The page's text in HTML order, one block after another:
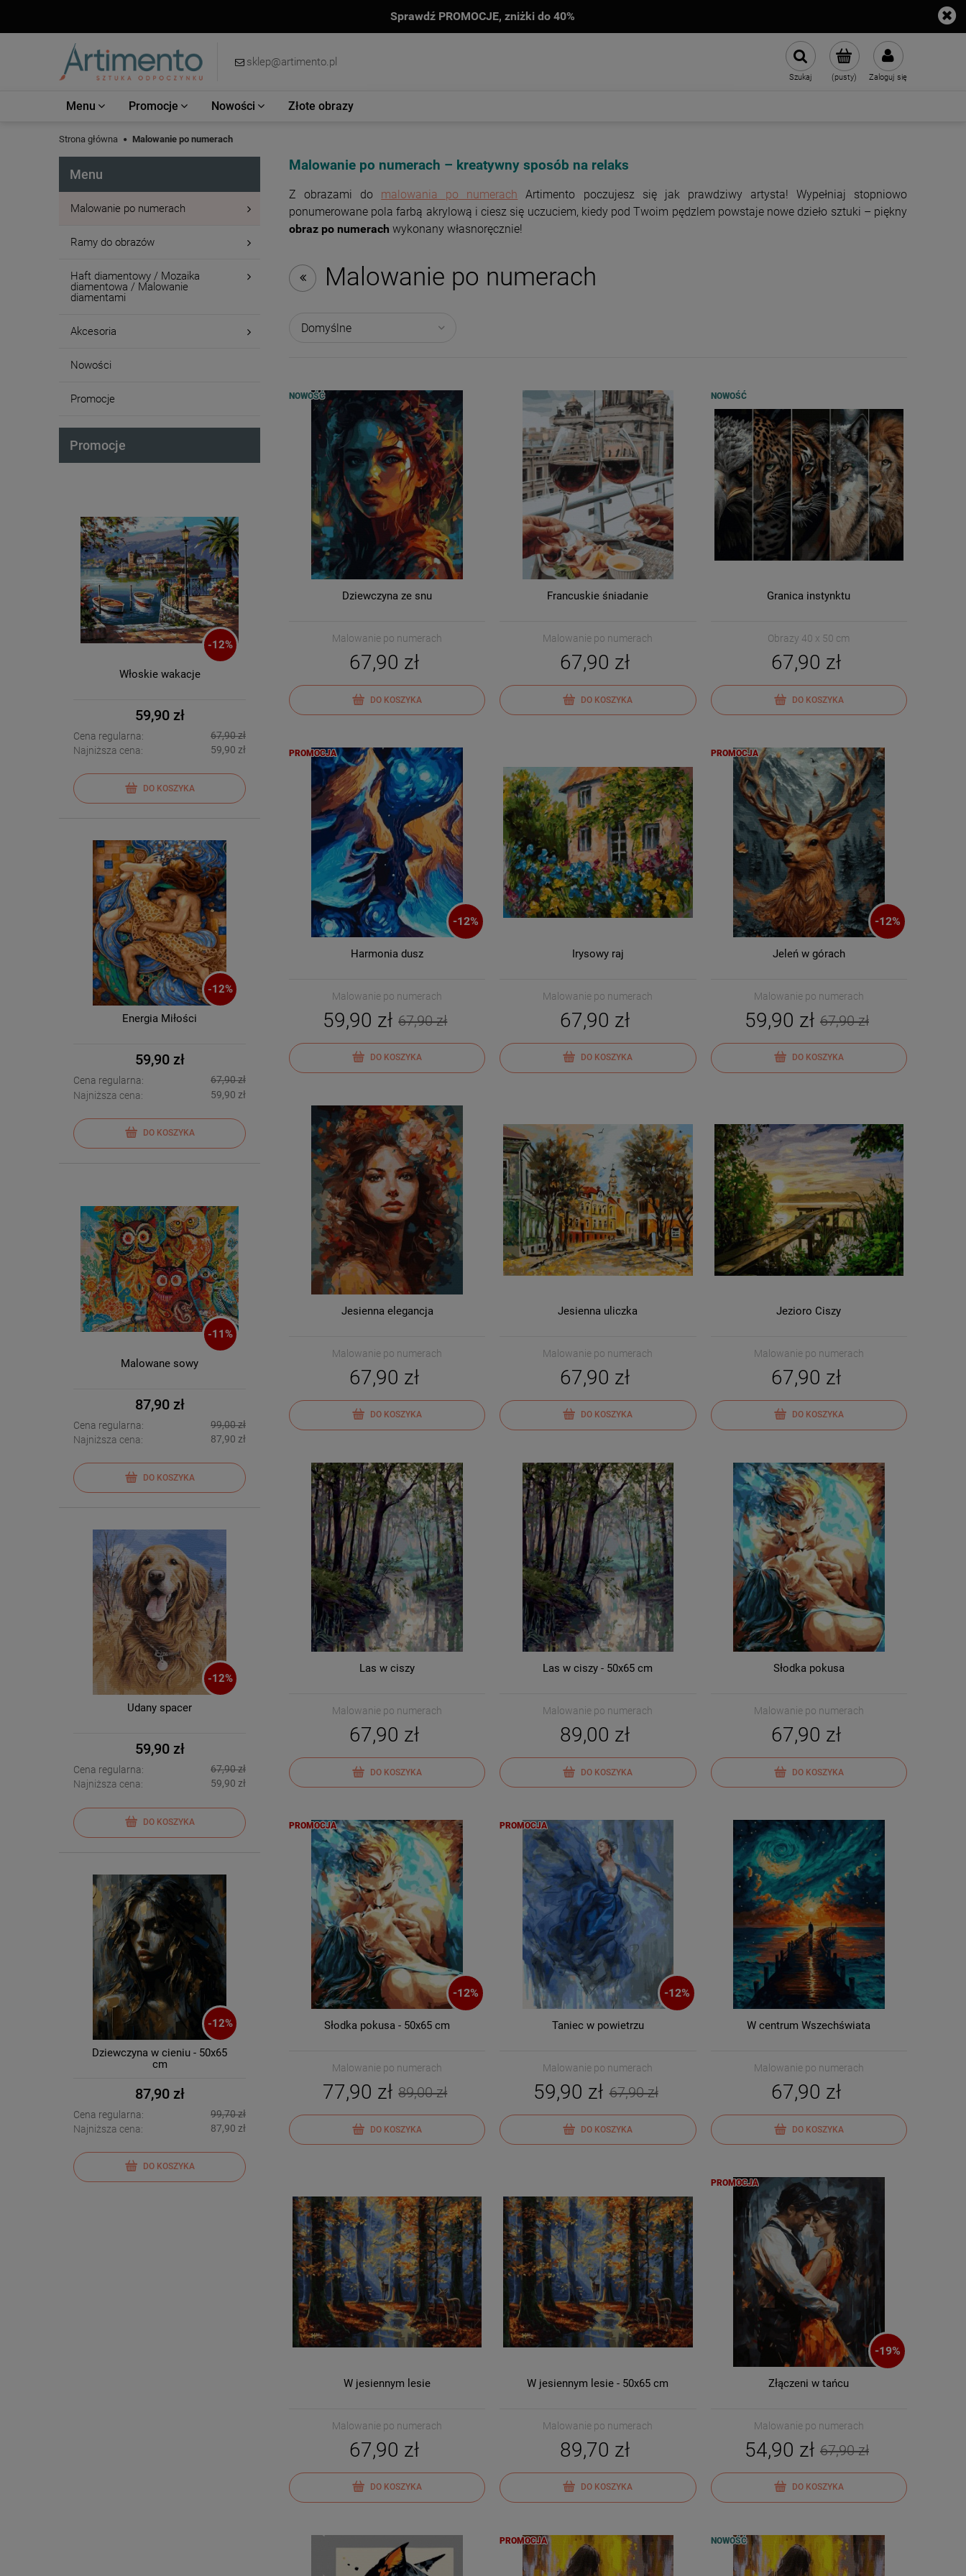
Sprawdź PROMOCJE, zniżki do 40%
sklep@artimento.pl
(pusty) Zaloguj się
Szukaj
Menu Promocje Nowości Złote obrazy
Strona główna Malowanie po numerach
Menu
Malowanie po numerach
Ramy do obrazów
Haft diamentowy / Mozaika
diamentowa / Malowanie
diamentami
Akcesoria
Nowości
Promocje
Promocje
-12%
Włoskie wakacje
59,90 zł
Cena regularna:
67,90 zł
Najniższa cena:
59,90 zł
DO KOSZYKA
-12%
Energia Miłości
59,90 zł
Cena regularna:
67,90 zł
Najniższa cena:
59,90 zł
DO KOSZYKA
-11%
Malowane sowy
87,90 zł
Cena regularna:
99,00 zł
Najniższa cena:
87,90 zł
DO KOSZYKA
-12%
Udany spacer
59,90 zł
Cena regularna:
67,90 zł
Najniższa cena:
59,90 zł
DO KOSZYKA
-12%
Dziewczyna w cieniu - 50x65
cm
87,90 zł
Cena regularna:
99,70 zł
Najniższa cena:
87,90 zł
DO KOSZYKA
Malowanie po numerach – kreatywny sposób na relaks
Z obrazami do malowania po numerach Artimento poczujesz się jak prawdziwy artysta! Wypełniaj stopniowo
ponumerowane pola farbą akrylową i ciesz się uczuciem, kiedy pod Twoim pędzlem powstaje nowe dzieło sztuki – piękny
obraz po numerach wykonany własnoręcznie!
Malowanie po numerach
Dziewczyna ze snu
Malowanie po numerach
67,90 zł
DO KOSZYKA
NOWOŚĆ
Francuskie śniadanie
Malowanie po numerach
67,90 zł
DO KOSZYKA
Granica instynktu
Obrazy 40 x 50 cm
67,90 zł
DO KOSZYKA
NOWOŚĆ
-12%
Harmonia dusz
Malowanie po numerach
59,90 zł 67,90 zł
DO KOSZYKA
PROMOCJA
Irysowy raj
Malowanie po numerach
67,90 zł
DO KOSZYKA
-12%
Jeleń w górach
Malowanie po numerach
59,90 zł 67,90 zł
DO KOSZYKA
PROMOCJA
Jesienna elegancja
Malowanie po numerach
67,90 zł
DO KOSZYKA
Jesienna uliczka
Malowanie po numerach
67,90 zł
DO KOSZYKA
Jezioro Ciszy
Malowanie po numerach
67,90 zł
DO KOSZYKA
Las w ciszy
Malowanie po numerach
67,90 zł
DO KOSZYKA
Las w ciszy - 50x65 cm
Malowanie po numerach
89,00 zł
DO KOSZYKA
Słodka pokusa
Malowanie po numerach
67,90 zł
DO KOSZYKA
-12%
Słodka pokusa - 50x65 cm
Malowanie po numerach
77,90 zł 89,00 zł
DO KOSZYKA
PROMOCJA
-12%
Taniec w powietrzu
Malowanie po numerach
59,90 zł 67,90 zł
DO KOSZYKA
PROMOCJA
W centrum Wszechświata
Malowanie po numerach
67,90 zł
DO KOSZYKA
W jesiennym lesie
Malowanie po numerach
67,90 zł
DO KOSZYKA
W jesiennym lesie - 50x65 cm
Malowanie po numerach
89,70 zł
DO KOSZYKA
-19%
Złączeni w tańcu
Malowanie po numerach
54,90 zł 67,90 zł
DO KOSZYKA
PROMOCJA
PROMOCJA NOWOŚĆ